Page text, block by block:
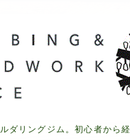
ダリングジム。初心者から